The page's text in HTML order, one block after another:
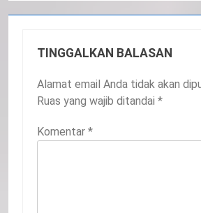
TINGGALKAN BALASAN
Alamat email Anda tidak akan
Ruas yang wajib ditandai *
Komentar *